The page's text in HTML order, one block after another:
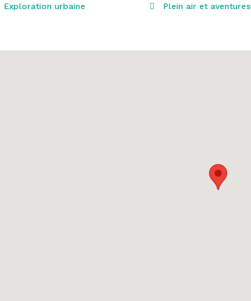
Exploration urbaine Plein air et aventures